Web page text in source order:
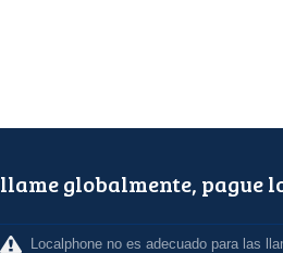
llame globalmente, pague
Localphone no es adecuado para las